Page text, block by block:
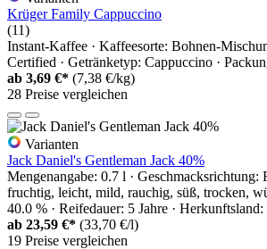
Krüger Family Cappuccino
(11)
Instant-Kaffee · Kaffeesorte: Bohnen-
Certified · Getränketyp: Cappuccino ·
ab 3,69 €* (7,38 €/kg)
28 Preise vergleichen
Varianten
Jack Daniel's Gentleman Jack 40%
Mengenangabe: 0.7 l · Geschmacksrichtung:
fruchtig, leicht, mild, rauchig, süß, trocken,
40.0 % · Reifedauer: 5 Jahre ·
ab 23,59 €* (33,70 €/l)
19 Preise vergleichen